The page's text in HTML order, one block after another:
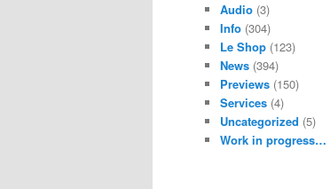
Audio (3)
Info (304)
Le Shop (123)
News (394)
Previews (150)
Services (4)
Uncategorized (5)
Work in progress…